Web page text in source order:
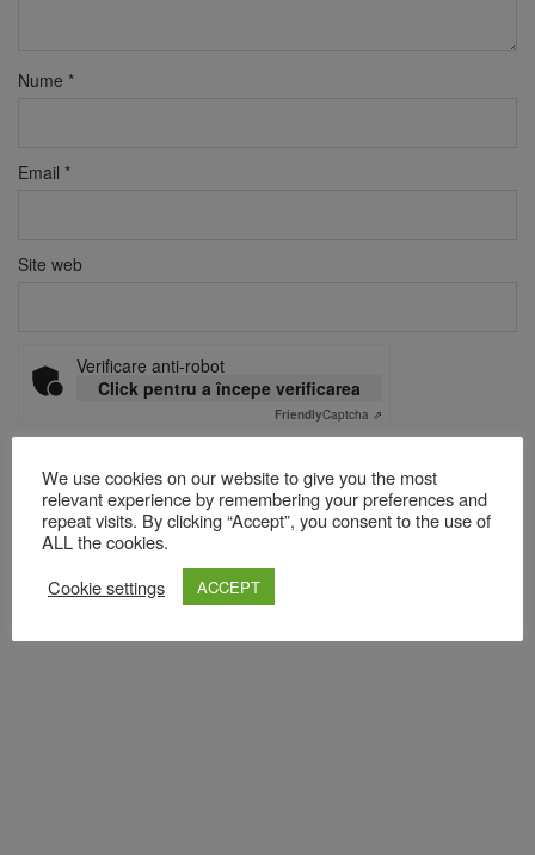
Nume *
Email *
Site web
Verificare anti-robot
Click pentru a începe verificarea
FriendlyCaptcha ⇗
Acest site folosește Akismet pentru a reduce spamul.Află cum
sunt procesate datele comentariilor tale.
We use cookies on our website to give you the most
relevant experience by remembering your preferences and
repeat visits. By clicking “Accept”, you consent to the use of
ALL the cookies.
Cookie settings
ACCEPT